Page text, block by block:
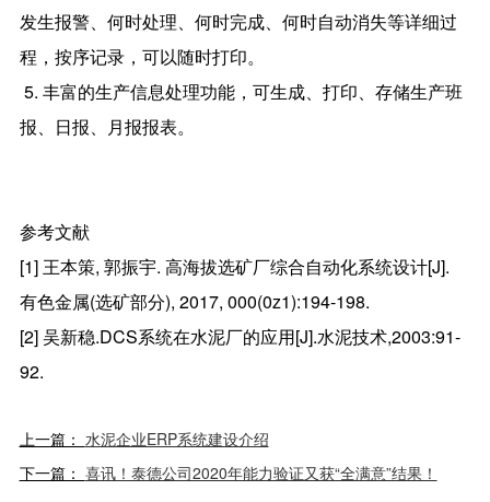
发生报警、何时处理、何时完成、何时自动消失等详细过
程，按序记录，可以随时打印。
5. 丰富的生产信息处理功能，可生成、打印、存储生产班
报、日报、月报报表。
参考文献
[1] 王本策, 郭振宇. 高海拔选矿厂综合自动化系统设计[J].
有色金属(选矿部分), 2017, 000(0z1):194-198.
[2] 吴新稳.DCS系统在水泥厂的应用[J].水泥技术,2003:91-
92.
上一篇： 水泥企业ERP系统建设介绍
下一篇： 喜讯！泰德公司2020年能力验证又获“全满意”结果！